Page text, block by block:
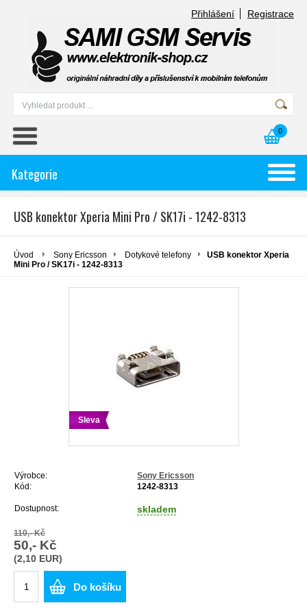
Přihlášení Registrace
0
Kategorie
USB konektor Xperia Mini Pro / SK17i - 1242-8313
Úvod Sony Ericsson Dotykové telefony
USB konektor Xperia
Mini Pro / SK17i - 1242-8313
Sleva
Výrobce:
Sony Ericsson
Kód:
1242-8313
Dostupnost: skladem
110,- Kč
50,- Kč
(2,10 EUR)
Do košíku